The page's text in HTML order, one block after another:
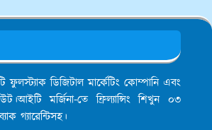
ফুলস্ট্যাক ডিজিটাল মার্কেটিং কোম্পানি এবং
মর্জিনা-তে ফ্রিল্যান্সিং শিখুন ০৩
গ্যারেন্টিসহ।